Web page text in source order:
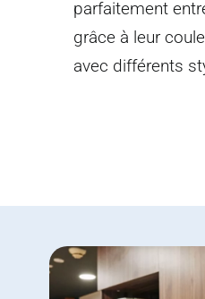
parfaitement
grâce à leur
avec différents